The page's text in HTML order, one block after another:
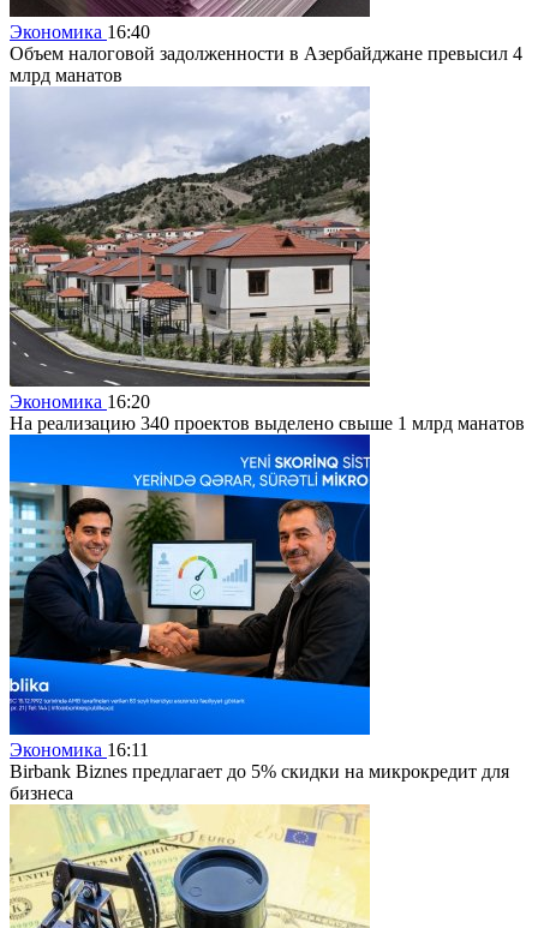
Экономика 16:40
Объем налоговой задолженности в Азербайджане превысил 4
млрд манатов
Экономика 16:20
На реализацию 340 проектов выделено свыше 1 млрд манатов
Экономика 16:11
Birbank Biznes предлагает до 5% скидки на микрокредит для
бизнеса